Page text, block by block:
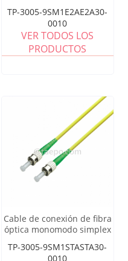
TP-3005-9SM1E2AE2A30-
0010
VER TODOS LOS
PRODUCTOS
Cable de conexión de fibra
óptica monomodo simplex
APC
TP-3005-9SM1STASTA30-
0010